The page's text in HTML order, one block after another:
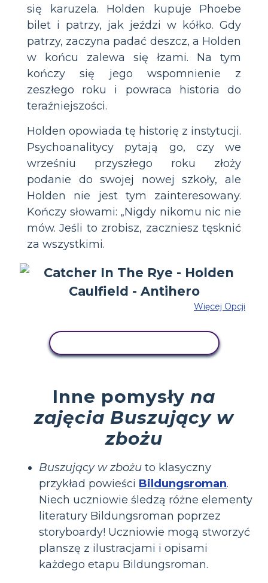
się karuzela. Holden kupuje Phoebe
bilet i patrzy, jak jeździ w kółko. Gdy
patrzy, zaczyna padać deszcz, a Holden
w końcu zalewa się łzami. Na tym
kończy się jego wspomnienie z
zeszłego roku i powraca historia do
teraźniejszości.
Holden opowiada tę historię z instytucji.
Psychoanalitycy pytają go, czy we
wrześniu przyszłego roku złoży
podanie do swojej nowej szkoły, ale
Holden nie jest tym zainteresowany.
Kończy słowami: „Nigdy nikomu nic nie
mów. Jeśli to zrobisz, zaczniesz tęsknić
za wszystkimi.
Więcej Opcji
Inne pomysły na
zajęcia Buszujący w
zbożu
Buszujący w zbożu to klasyczny
przykład powieści Bildungsroman.
Niech uczniowie śledzą różne elementy
literatury Bildungsroman poprzez
storyboardy! Uczniowie mogą stworzyć
planszę z ilustracjami i opisami
każdego etapu Bildungsroman.